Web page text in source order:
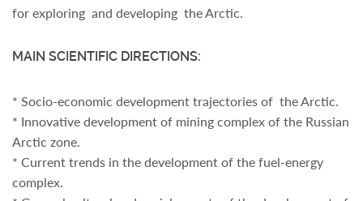
for exploring and developing the Arctic.
MAIN SCIENTIFIC DIRECTIONS:
* Socio-economic development trajectories of the Arctic.
* Innovative development of mining complex of the Russian
Arctic zone.
* Current trends in the development of the fuel-energy
complex.